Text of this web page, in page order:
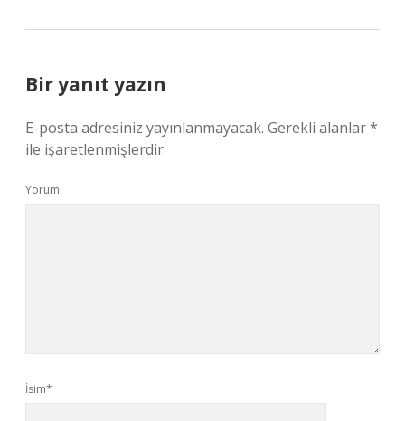
Bir yanıt yazın
E-posta adresiniz yayınlanmayacak. Gerekli alanlar*
ile işaretlenmişlerdir
Yorum
İsim*